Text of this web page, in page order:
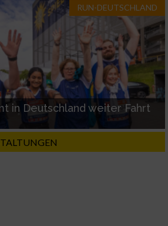
RUN-DEUTSCHLAND
in Deutschland weiter Fahrt